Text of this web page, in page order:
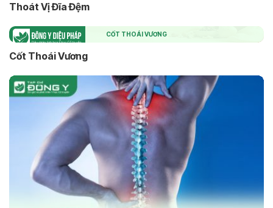
Thoát Vị Đĩa Đệm
CỐT THOÁI VƯƠNG
Cốt Thoái Vương